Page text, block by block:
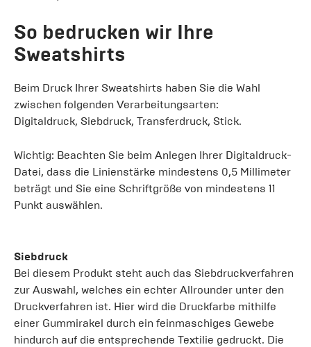
So bedrucken wir Ihre
Sweatshirts
Beim Druck Ihrer Sweatshirts haben Sie die Wahl
zwischen folgenden Verarbeitungsarten:
Digitaldruck, Siebdruck, Transferdruck, Stick.
Wichtig: Beachten Sie beim Anlegen Ihrer Digitaldruck-
Datei, dass die Linienstärke mindestens 0,5 Millimeter
beträgt und Sie eine Schriftgröße von mindestens 11
Punkt auswählen.
Siebdruck
Bei diesem Produkt steht auch das Siebdruckverfahren
zur Auswahl, welches ein echter Allrounder unter den
Druckverfahren ist. Hier wird die Druckfarbe mithilfe
einer Gummirakel durch ein feinmaschiges Gewebe
hindurch auf die entsprechende Textilie gedruckt. Die